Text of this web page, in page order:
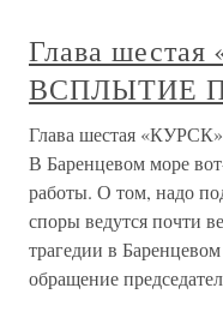
Глава
ВСПЛЫТИЕ
Глава шестая
В Баренцевом море
работы. О том, надо
споры ведутся почти
трагедии в
обращение